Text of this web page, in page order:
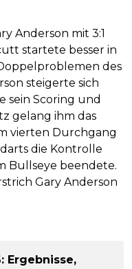
Anderson mit 3:1
startete besser in
des
steigerte sich
sein Scoring und
gelang ihm das
vierten Durchgang
die Kontrolle
Bullseye beendete.
Gary Anderson
Ergebnisse,